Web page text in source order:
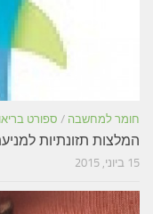
חומר למחשבה / ספורט
המלצות תזונתיות
15 ביוני, 2015